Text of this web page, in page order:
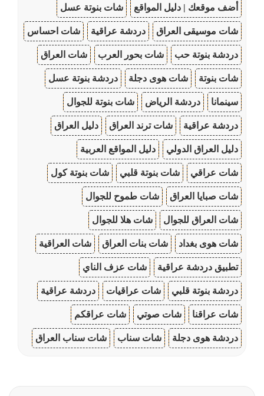
أضف موقعك | دليل المواقع شات بنوتة عسل
شات موسيقى العراق دردشة عراقية شات احساس
دردشة بنوتة حب شات بحور العرب شات العراق
شات بنوتة شات هوى دجلة دردشة بنوتة عسل
سينمانا دردشة الرياض شات بنوتة للجوال
دردشة عراقية شات ترند العراق دليل العراق
دليل العراق الدولي دليل المواقع العربية
شات عراقي شات بنوتة قلبي شات بنوتة كول
شات صبايا العراق شات طموح للجوال
شات العراق للجوال شات هلا للجوال
شات هوى بغداد شات بنات العراق شات العراقية
تطبيق دردشة عراقية شات عزف الناي
دردشة بنوتة قلبي شات عراقيات دردشة عراقية
شات عراقنا شات صوتي شات عراقكم
دردشة هوى دجلة شات سناب شات سناب العراق